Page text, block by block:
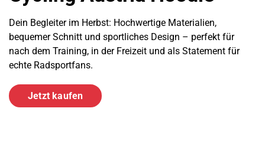
Dein Begleiter im Herbst: Hochwertige Materialien,
bequemer Schnitt und sportliches Design – perfekt für
nach dem Training, in der Freizeit und als Statement für
echte Radsportfans.
Jetzt kaufen